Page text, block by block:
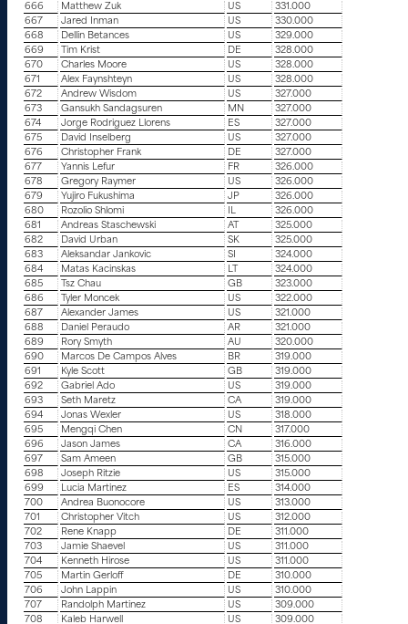
666
Matthew Zuk US
331.000
667
Jared Inman US
330.000
668
Dellin Betances US
329.000
669
Tim Krist DE
328.000
670
Charles Moore US
328.000
671
Alex Faynshteyn US
328.000
672
Andrew Wisdom US
327.000
673
Gansukh Sandagsuren MN
327.000
674
Jorge Rodriguez Llorens ES
327.000
675
David Inselberg US
327.000
676
Christopher Frank DE
327.000
677
Yannis Lefur FR
326.000
678
Gregory Raymer US
326.000
679
Yujiro Fukushima JP
326.000
680
Rozolio Shlomi IL
326.000
681
Andreas Staschewski AT
325.000
682
David Urban SK
325.000
683
Aleksandar Jankovic SI
324.000
684
Matas Kacinskas LT
324.000
685
Tsz Chau GB
323.000
686
Tyler Moncek US
322.000
687
Alexander James US
321.000
688
Daniel Peraudo AR
321.000
689
Rory Smyth AU
320.000
690
Marcos De Campos Alves BR
319.000
691
Kyle Scott GB
319.000
692
Gabriel Ado US
319.000
693
Seth Maretz CA
319.000
694
Jonas Wexler US
318.000
695
Mengqi Chen CN
317.000
696
Jason James CA
316.000
697
Sam Ameen GB
315.000
698
Joseph Ritzie US
315.000
699
Lucia Martinez ES
314.000
700
Andrea Buonocore US
313.000
701
Christopher Vitch US
312.000
702
Rene Knapp DE
311.000
703
Jamie Shaevel US
311.000
704
Kenneth Hirose US
311.000
705
Martin Gerloff DE
310.000
706
John Lappin US
310.000
707
Randolph Martinez US
309.000
708
Kaleb Harwell US
309.000